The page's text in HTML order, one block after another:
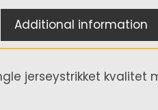
Additional information
jerseystrikket kvalitet